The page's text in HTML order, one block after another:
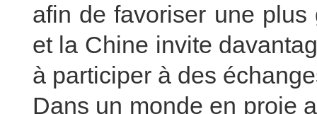
afin de favoriser une
et la Chine invite
à participer à des
Dans un monde en proie